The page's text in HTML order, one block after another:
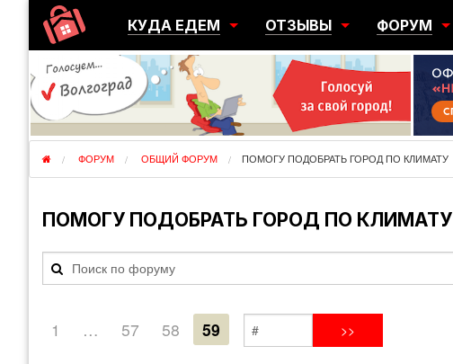
КУДА ЕДЕМ
ГОРОДА
РЕГИОНЫ
ОТЗЫВЫ
ПЕРЕЕЗДЫ
ЭМИГРАЦИЯ
ФОРУМ
ЮЖНЫЙ
ФОРУМ ОБЩИЙ ФОРУМ ПОМОГУ ПОДОБРАТЬ ГОРОД ПО КЛИМАТУ
ПОМОГУ ПОДОБРАТЬ ГОРОД ПО КЛИМАТУ
1 … 57 58 59